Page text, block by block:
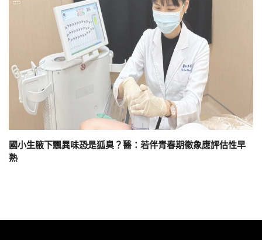
國小生腋下飄異味恐是狐臭？醫：若伴青春期徵象應評估性早
熟